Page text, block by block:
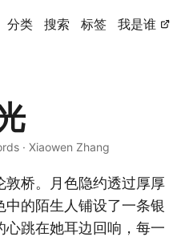
分类 搜索 标签 我是谁
· Xiaowen Zhang
桥。月色隐约透过厚厚
的陌生人铺设了一条银
跳在她耳边回响，每一